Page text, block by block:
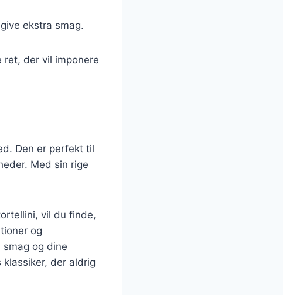
ekstra smag.
der vil imponere
Den er perfekt til
Med sin rige
vil du finde,
og
og dine
der aldrig